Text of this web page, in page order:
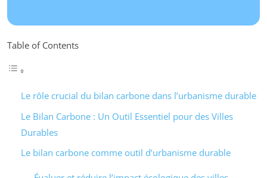
Table of Contents
Le rôle crucial du bilan carbone dans l’urbanisme durable
Le Bilan Carbone : Un Outil Essentiel pour des Villes
Durables
Le bilan carbone comme outil d’urbanisme durable